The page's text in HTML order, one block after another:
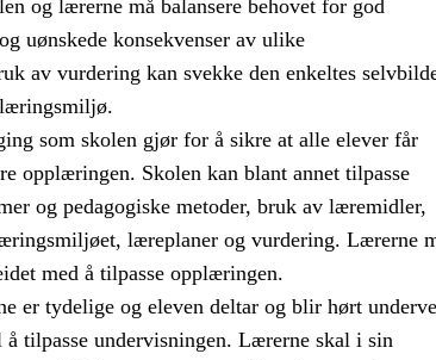
og lærerne må balansere behovet for god
uønskede konsekvenser av ulike
av vurdering kan svekke den enkeltes
som skolen gjør for å sikre at alle elever får
opplæringen. Skolen kan blant annet tilpasse
og pedagogiske metoder, bruk av læremidler,
læreplaner og vurdering. Lærerne
med å tilpasse opplæringen.
er tydelige og eleven deltar og blir hørt
tilpasse undervisningen. Lærerne skal i sin